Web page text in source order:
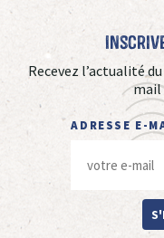
Recevez l’actualité
mail
ADRESSE E-